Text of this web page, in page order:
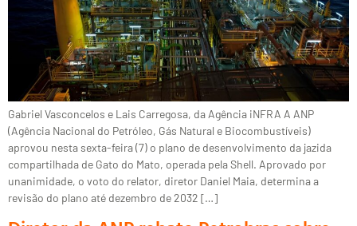
Gabriel Vasconcelos e Lais Carregosa, da Agência iNFRA A ANP
(Agência Nacional do Petróleo, Gás Natural e Biocombustíveis)
aprovou nesta sexta-feira (7) o plano de desenvolvimento da jazida
compartilhada de Gato do Mato, operada pela Shell. Aprovado por
unanimidade, o voto do relator, diretor Daniel Maia, determina a
revisão do plano até dezembro de 2032 […]